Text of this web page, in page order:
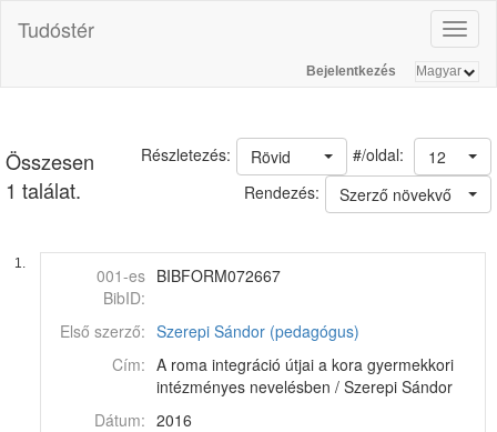
Tudóstér
Bejelentkezés
Összesen
1 találat.
#/oldal: 12
Rövid
Részletezés:
Rendezés:
Szerző növekvő
1.
001-es
BibID:
BIBFORM072667
Első szerző: Szerepi Sándor (pedagógus)
Cím: A roma integráció útjai a kora gyermekkori
intézményes nevelésben / Szerepi Sándor
Dátum: 2016